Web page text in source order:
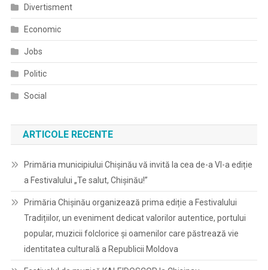
Divertisment
Economic
Jobs
Politic
Social
ARTICOLE RECENTE
Primăria municipiului Chișinău vă invită la cea de-a VI-a ediție
a Festivalului „Te salut, Chișinău!”
Primăria Chișinău organizează prima ediție a Festivalului
Tradițiilor, un eveniment dedicat valorilor autentice, portului
popular, muzicii folclorice și oamenilor care păstrează vie
identitatea culturală a Republicii Moldova